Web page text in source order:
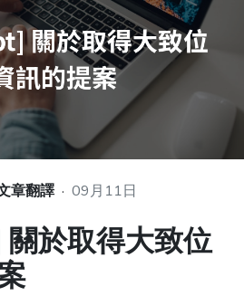
章翻譯 · 09月11日
關於取得大致位